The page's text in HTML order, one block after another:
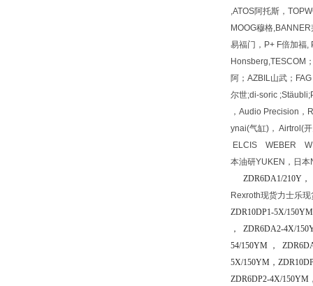
,ATOS阿托斯，
MOOG穆格
易福门，P+ F倍加福,
Honsberg,TESCOM
阿；AZBIL山武；
尔世;di-soric
，Audio Precision
ynai(气缸)， Airtrol(
ELCIS WEBER
本油研YUKEN，日本
ZDR6DA1/210Y，
Rexroth现货力士乐
ZDR10DP1-5X/
， ZDR6DA2-4X/
54/150YM ，
5X/150YM，
ZDR6DP2-4X/